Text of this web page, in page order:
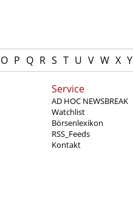
O P Q R S T U V W X Y
Service
AD HOC NEWSBREAK
Watchlist
Börsenlexikon
RSS_Feeds
Kontakt